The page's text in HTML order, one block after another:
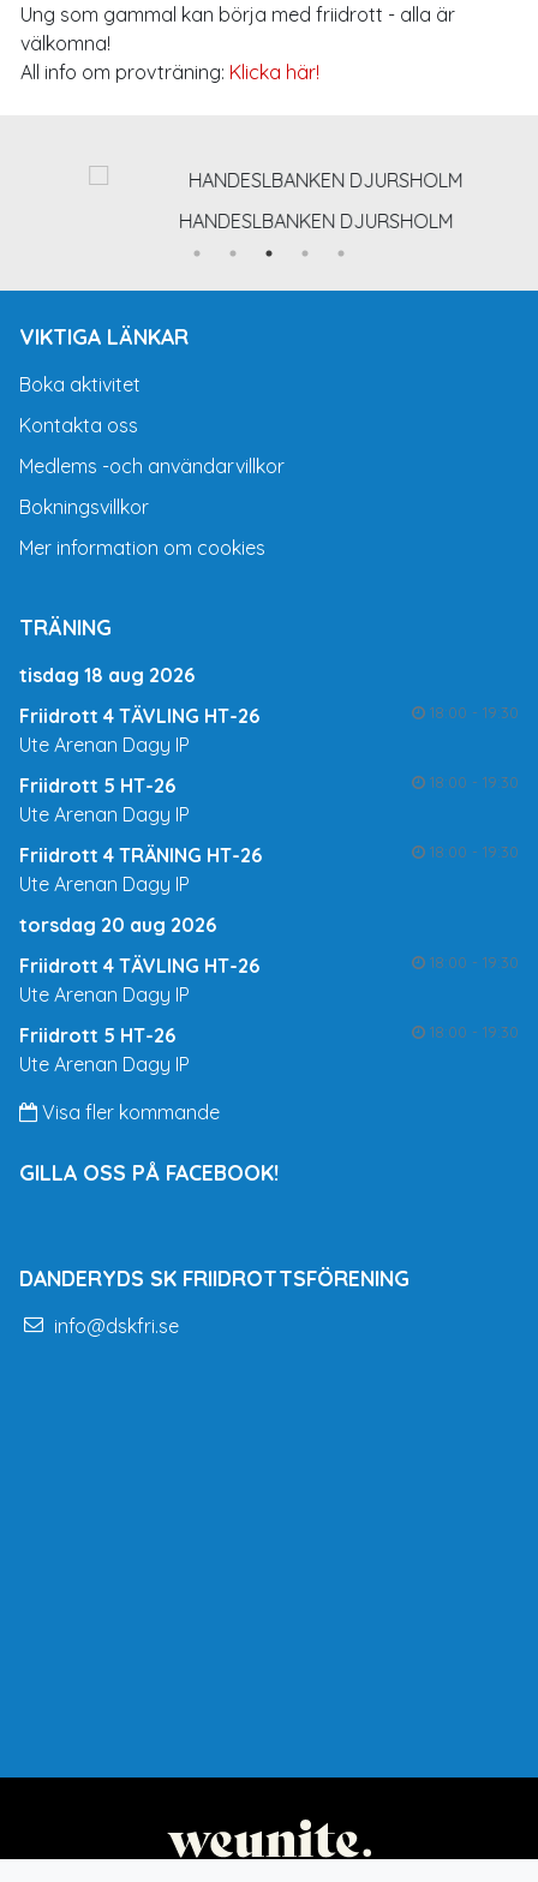
Ung som gammal kan börja med friidrott - alla är
välkomna!
All info om provträning: Klicka här!
HANDESLBANKEN DJURSHOLM
VIKTIGA LÄNKAR
Boka aktivitet
Kontakta oss
Medlems -och användarvillkor
Bokningsvillkor
Mer information om cookies
TRÄNING
tisdag 18 aug 2026
Friidrott 4 TÄVLING HT-26
18:00 - 19:30
Ute Arenan Dagy IP
Friidrott 5 HT-26
18:00 - 19:30
Ute Arenan Dagy IP
Friidrott 4 TRÄNING HT-26
18:00 - 19:30
Ute Arenan Dagy IP
torsdag 20 aug 2026
Friidrott 4 TÄVLING HT-26
18:00 - 19:30
Ute Arenan Dagy IP
Friidrott 5 HT-26
18:00 - 19:30
Ute Arenan Dagy IP
Visa fler kommande
GILLA OSS PÅ FACEBOOK!
DANDERYDS SK FRIIDROTTSFÖRENING
info@dskfri.se